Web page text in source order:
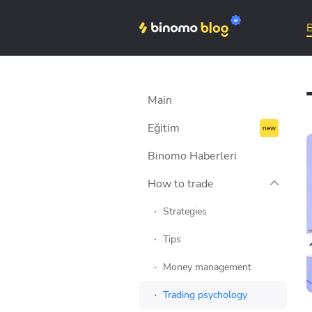
Main
Eğitim
Binomo Haberleri
How to trade
Strategies
Tips
Money management
Trading psychology
Jun 8, 2023
İşlem yaparken akranlık
baskısı ve sürü
engellersiniz? Bağımsız ve bilinçli...